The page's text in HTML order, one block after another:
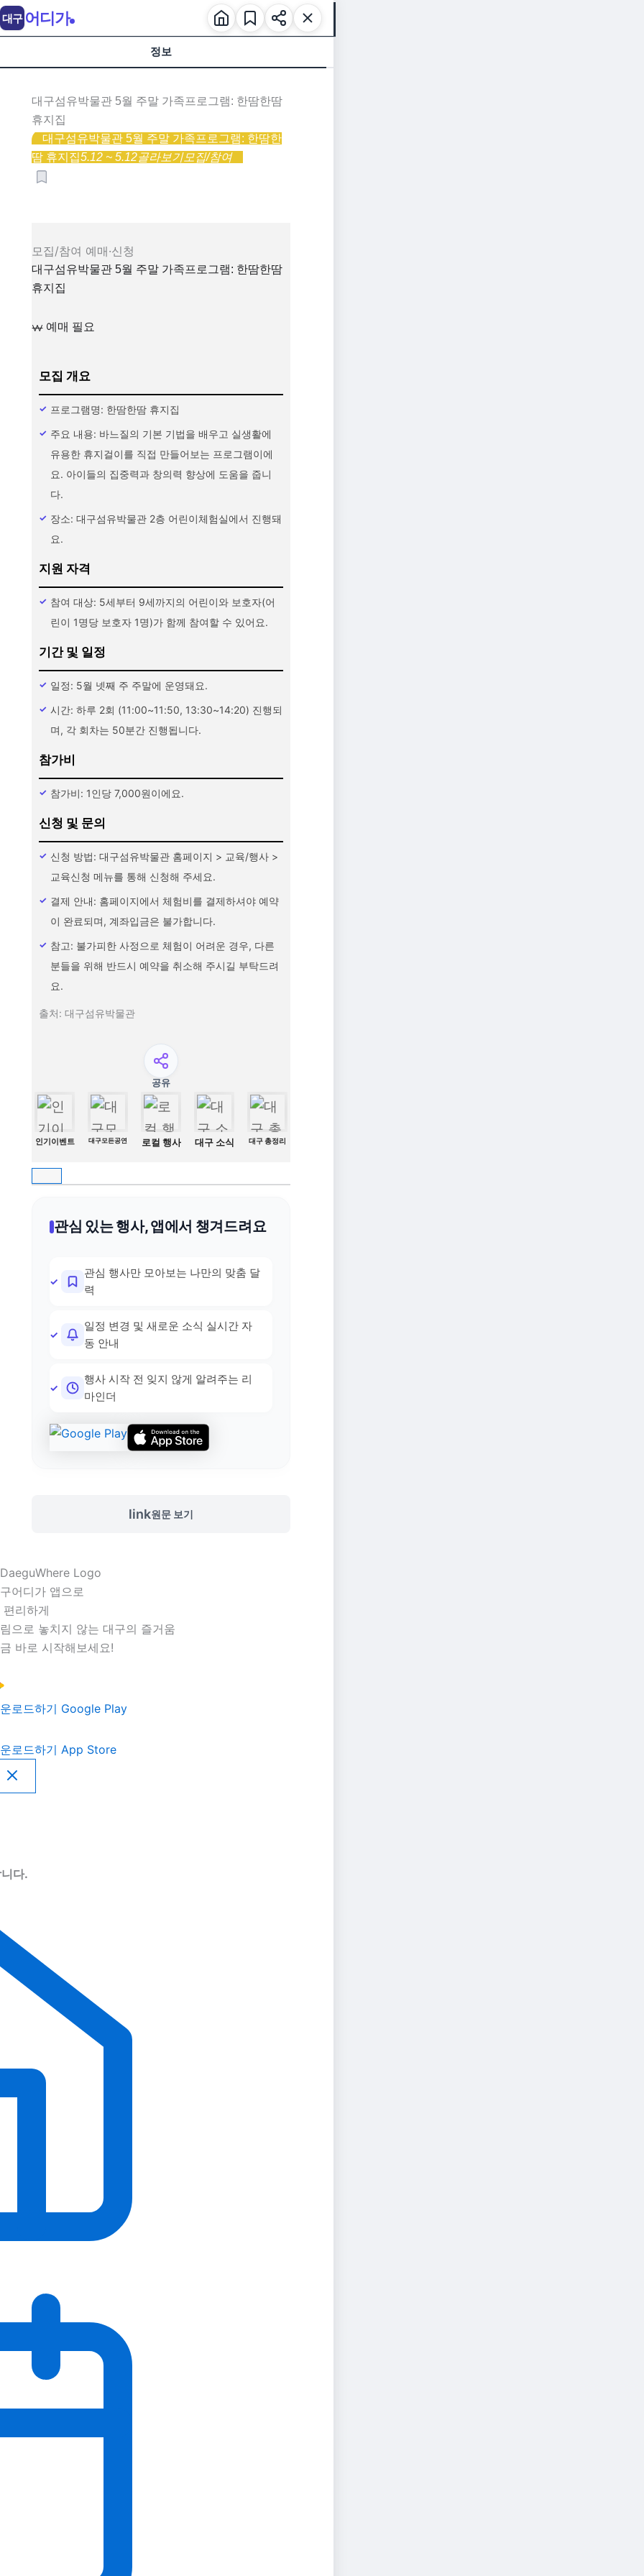
정보
대구섬유박물관 5월 주말 가족프로그램: 한땀한땀
휴지집
대구섬유박물관 5월 주말 가족프로그램: 한땀한
땀 휴지집5.12 ~ 5.12골라보기모집/참여
모집/참여 예매·신청
대구섬유박물관 5월 주말 가족프로그램: 한땀한땀
휴지집
예매 필요
모집 개요
프로그램명: 한땀한땀 휴지집
주요 내용: 바느질의 기본 기법을 배우고 실생활에
유용한 휴지걸이를 직접 만들어보는 프로그램이에
요. 아이들의 집중력과 창의력 향상에 도움을 줍니
다.
장소: 대구섬유박물관 2층 어린이체험실에서 진행돼
요.
지원 자격
참여 대상: 5세부터 9세까지의 어린이와 보호자(어
린이 1명당 보호자 1명)가 함께 참여할 수 있어요.
기간 및 일정
일정: 5월 넷째 주 주말에 운영돼요.
시간: 하루 2회 (11:00~11:50, 13:30~14:20) 진행되
며, 각 회차는 50분간 진행됩니다.
참가비
참가비: 1인당 7,000원이에요.
신청 및 문의
신청 방법: 대구섬유박물관 홈페이지 > 교육/행사 >
교육신청 메뉴를 통해 신청해 주세요.
결제 안내: 홈페이지에서 체험비를 결제하셔야 예약
이 완료되며, 계좌입금은 불가합니다.
참고: 불가피한 사정으로 체험이 어려운 경우, 다른
분들을 위해 반드시 예약을 취소해 주시길 부탁드려
요.
출처: 대구섬유박물관
공유
인기이벤트 대구모든공연 로컬 행사 대구 소식 대구 총정리
관심 있는 행사, 앱에서 챙겨드려요
관심 행사만 모아보는 나만의 맞춤 달
력
일정 변경 및 새로운 소식 실시간 자
동 안내
행사 시작 전 잊지 않게 알려주는 리
마인더
link원문 보기
대구 어디가
어디가 앱으로
편리하게
으로 놓치지 않는 대구의 즐거움
바로 시작해보세요!
로드하기 Google Play
로드하기 App Store
다.